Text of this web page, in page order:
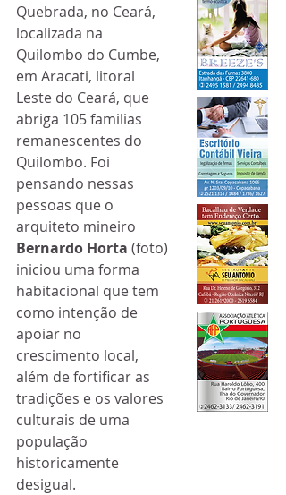
Quebrada, no Ceará,
localizada na
Quilombo do Cumbe,
em Aracati, litoral
Leste do Ceará, que
abriga 105 familias
remanescentes do
Quilombo. Foi
pensando nessas
pessoas que o
arquiteto mineiro
Bernardo Horta (foto)
iniciou uma forma
habitacional que tem
como intenção de
apoiar no
crescimento local,
além de fortificar as
tradições e os valores
culturais de uma
população
historicamente
desigual.